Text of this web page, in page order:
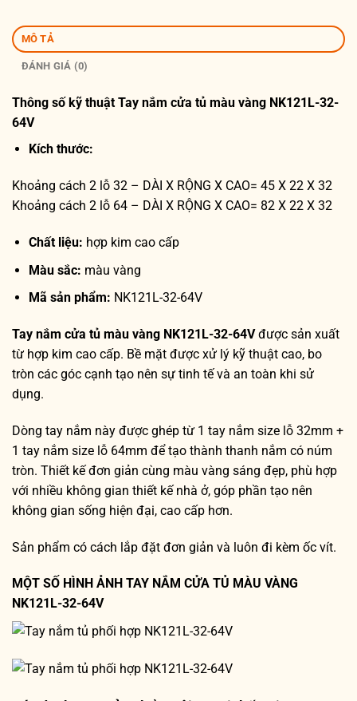
MÔ TẢ
ĐÁNH GIÁ (0)
Thông số kỹ thuật Tay nắm cửa tủ màu vàng NK121L-32-
64V
Kích thước:
Khoảng cách 2 lỗ 32 – DÀI X RỘNG X CAO= 45 X 22 X 32
Khoảng cách 2 lỗ 64 – DÀI X RỘNG X CAO= 82 X 22 X 32
Chất liệu: hợp kim cao cấp
Màu sắc: màu vàng
Mã sản phẩm: NK121L-32-64V
Tay nắm cửa tủ màu vàng NK121L-32-64Vđược sản xuất
từ hợp kim cao cấp. Bề mặt được xử lý kỹ thuật cao, bo
tròn các góc cạnh tạo nên sự tinh tế và an toàn khi sử
dụng.
Dòng tay nắm này được ghép từ 1 tay nắm size lỗ 32mm +
1 tay nắm size lỗ 64mm để tạo thành thanh nắm có núm
tròn. Thiết kế đơn giản cùng màu vàng sáng đẹp, phù hợp
với nhiều không gian thiết kế nhà ở, góp phần tạo nên
không gian sống hiện đại, cao cấp hơn.
Sản phẩm có cách lắp đặt đơn giản và luôn đi kèm ốc vít.
MỘT SỐ HÌNH ẢNH TAY NẮM CỬA TỦ MÀU VÀNG
NK121L-32-64V